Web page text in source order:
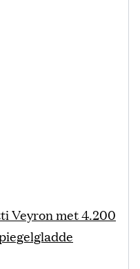
Veyron met 4.200